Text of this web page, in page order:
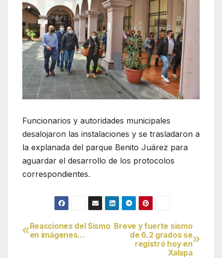
Funcionarios y autoridades municipales
desalojaron las instalaciones y se trasladaron a
la explanada del parque Benito Juárez para
aguardar el desarrollo de los protocolos
correspondientes.
Navegación Breve y fuerte sismo
de 6.2 grados se
registró hoy en
Xalapa
Reacciones del Sismo
en imágenes…